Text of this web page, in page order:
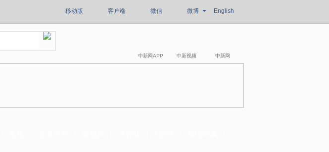
移动版 客户端 微信 微博 English
中新网APP 中新视频 中新网